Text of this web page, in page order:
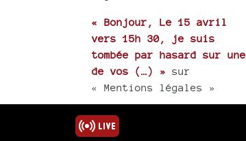
« Bonjour, Le 15 avril
vers 15h 30, je suis
tombée par hasard sur une
de vos (…) » sur
« Mentions légales »
« J’apprends le décès de
Majid. toutes mes